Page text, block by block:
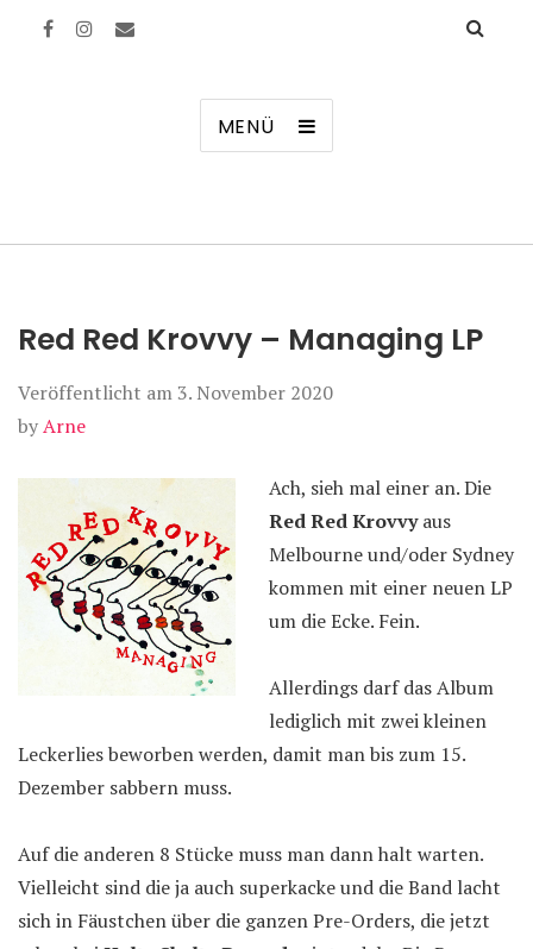
MENÜ
Red Red Krovvy – Managing LP
Veröffentlicht am 3. November 2020
byArne
Ach, sieh mal einer an. Die
Red Red Krovvyaus
Melbourne und/oder Sydney
kommen mit einer neuen LP
um die Ecke. Fein.
Allerdings darf das Album
lediglich mit zwei kleinen
Leckerlies beworben werden, damit man bis zum 15.
Dezember sabbern muss.
Auf die anderen 8 Stücke muss man dann halt warten.
Vielleicht sind die ja auch superkacke und die Band lacht
sich in Fäustchen über die ganzen Pre-Orders, die jetzt